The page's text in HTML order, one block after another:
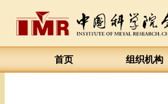
首页 组织机构